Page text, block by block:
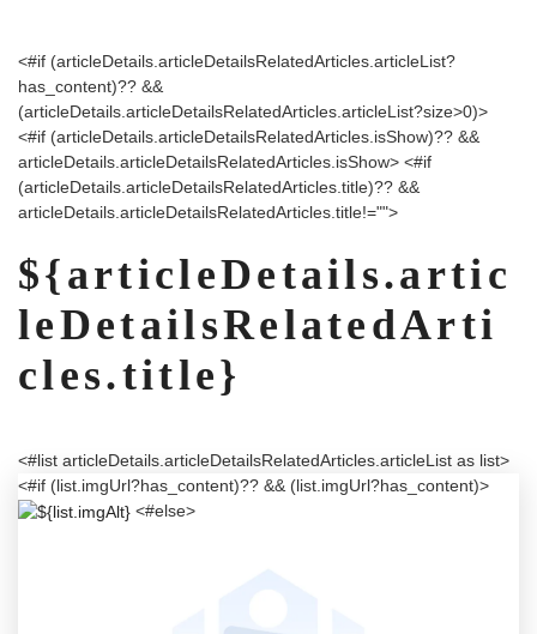
<#if (articleDetails.articleDetailsRelatedArticles.articleList?
has_content)?? &&
(articleDetails.articleDetailsRelatedArticles.articleList?size>0)>
<#if (articleDetails.articleDetailsRelatedArticles.isShow)?? &&
articleDetails.articleDetailsRelatedArticles.isShow> <#if
(articleDetails.articleDetailsRelatedArticles.title)?? &&
articleDetails.articleDetailsRelatedArticles.title!="">
${articleDetails.artic
leDetailsRelatedArti
cles.title}
<#list articleDetails.articleDetailsRelatedArticles.articleList as list>
<#if (list.imgUrl?has_content)?? && (list.imgUrl?has_content)>
<#else>